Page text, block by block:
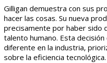
Gilligan demuestra con sus
hacer las cosas. Su nueva
precisamente por haber sido
talento humano. Esta
diferente en la industria,
sobre la eficiencia tecnológica.